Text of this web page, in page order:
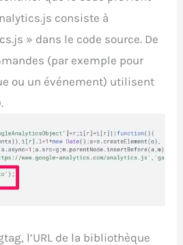
consiste à
» dans le code source. De
(par exemple pour
ou un événement) utilisent
l’URL de la bibliothèque